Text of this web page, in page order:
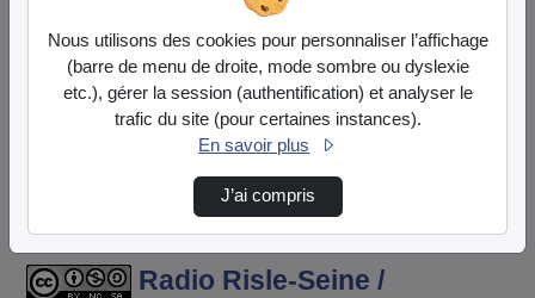
Radio Risle-Seine / Concours National de la …
actuel
00:00:000 / Durée
11:50:586 Chargé
18.99%
dans
l'image
écran
Radio Risle-Seine /
Nous utilisons des cookies pour personnaliser l’affichage
(barre de menu de droite, mode sombre ou dyslexie
etc.), gérer la session (authentification) et analyser le
trafic du site (pour certaines instances).
En savoir plus
J’ai compris